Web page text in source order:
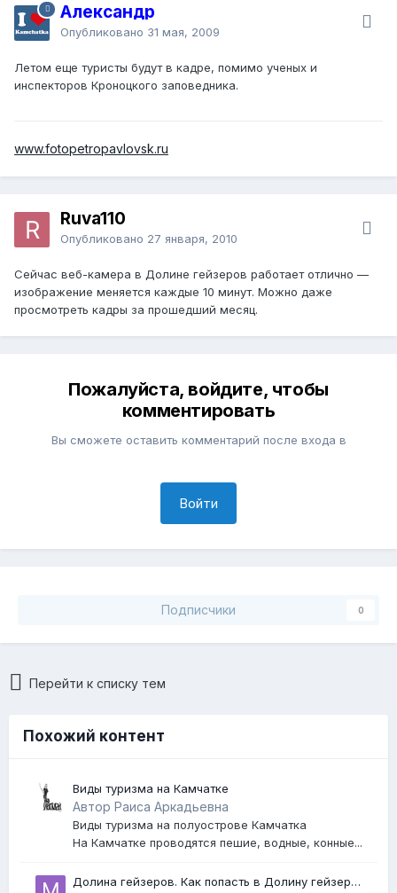
Александр
Опубликовано 31 мая, 2009
Летом еще туристы будут в кадре, помимо ученых и
инспекторов Кроноцкого заповедника.
www.fotopetropavlovsk.ru
Ruva110
Опубликовано 27 января, 2010
Сейчас веб-камера в Долине гейзеров работает отлично —
изображение меняется каждые 10 минут. Можно даже
просмотреть кадры за прошедший месяц.
Пожалуйста, войдите, чтобы
комментировать
Вы сможете оставить комментарий после входа в
Войти
Подписчики 0
Перейти к списку тем
Похожий контент
Виды туризма на Камчатке
Автор Раиса Аркадьевна
Виды туризма на полуострове Камчатка
На Камчатке проводятся пешие, водные, конные...
Долина гейзеров. Как попасть в Долину гейзеров